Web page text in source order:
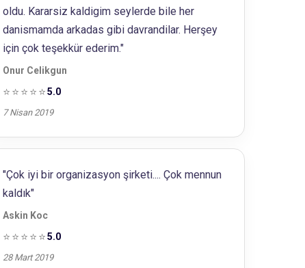
oldu. Kararsiz kaldigim seylerde bile her
danismamda arkadas gibi davrandilar. Herşey
için çok teşekkür ederim."
Onur Celikgun
⭐⭐⭐⭐⭐5.0
7 Nisan 2019
"Çok iyi bir organizasyon şirketi.... Çok mennun
kaldık"
Askin Koc
⭐⭐⭐⭐⭐5.0
28 Mart 2019